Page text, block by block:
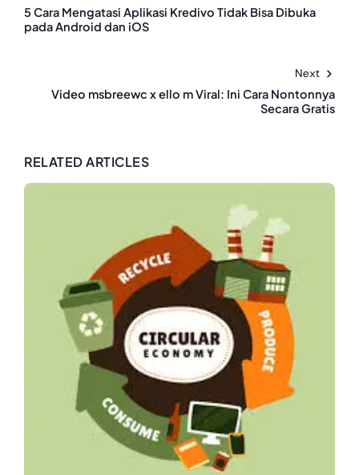
5 Cara Mengatasi Aplikasi Kredivo Tidak Bisa Dibuka
pada Android dan iOS
Next
Video msbreewc x ello m Viral: Ini Cara Nontonnya
Secara Gratis
RELATED ARTICLES